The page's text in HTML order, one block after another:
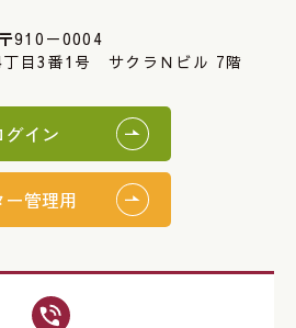
910－0004
丁目3番1号 サクラＮビル 7階
イン
ー管理用